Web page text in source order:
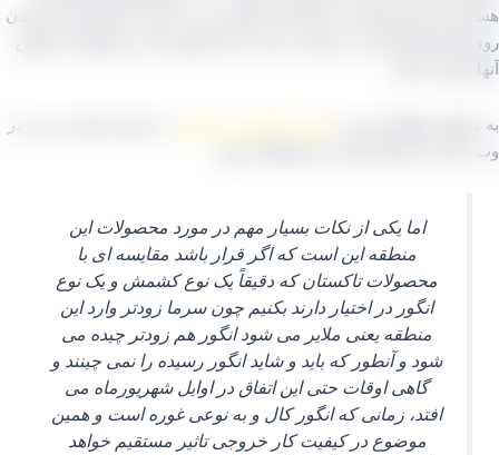
که برای بوجاری به کارخانه‌ ها آورده می‌ شوند تا کارهای تمیزشدن
انجام گیرد و در قالب بسته‌ بندی کارتونی این محصولات فروش
صورت گیرد.
مطلع شدن از
و کارشناسان ما هماهنگ شوید
اما یکی از نکات بسیار مهم در مورد محصولات این
منطقه این است که اگر قرار باشد مقایسه‌ ای با
محصولات تاکستان که دقیقاً یک نوع کشمش و یک نوع
انگور در اختیار دارند بکنیم چون سرما زودتر وارد این
منطقه یعنی ملایر می‌ شود انگور هم زودتر چیده می
شود و آنطور که باید و شاید انگور رسیده را نمی‌ چینند و
گاهی اوقات حتی این اتفاق در اوایل شهریورماه می‌
افتد، زمانی که انگور کال و به نوعی غوره است و همین
موضوع در کیفیت کار خروجی تاثیر مستقیم خواهد